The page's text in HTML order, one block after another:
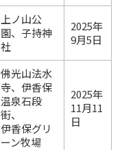
上ノ山公
園、子持神
社
2025年
9月5日
佛光山法水
寺、伊香保
温泉石段
街、
伊香保グリ
ーン牧場
2025年
11月11
日